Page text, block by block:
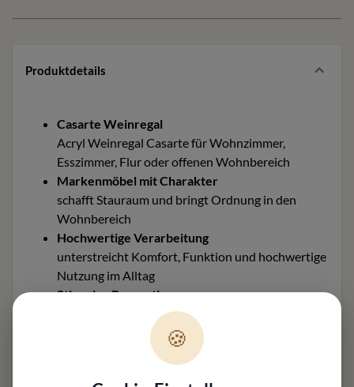
Produktdetails
Casarte Weinregal
Acryl Weinregal Casarte für Wohnzimmer,
Esszimmer, Flur oder offenen Wohnbereich
Markenmöbel mit Charakter
schafft Stauraum und bringt Ordnung in den
Wohnbereich
Hochwertige Verarbeitung
unterstreicht Komfort, Funktion und hochwertige
Nutzung im Alltag
Stimmige Proportionen
wirken ausgewogen und lassen sich gut
Material und Ausführung
🍪